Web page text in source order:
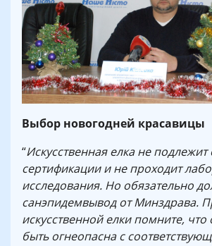
Выбор новогодней красавицы
“Искусственная елка не
сертификации и не проходит
исследования. Но обязательно
санэпидемвывод от Минздрава.
искусственной елки помните,
быть огнеопасна с